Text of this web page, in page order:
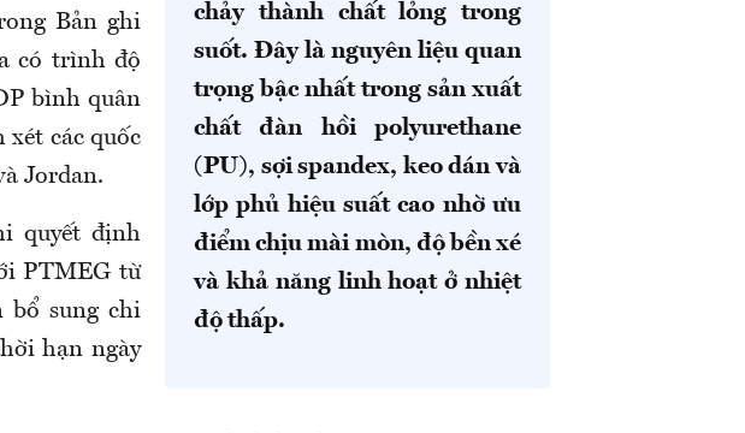
chảy thành chất lỏng trong
suốt. Đây là nguyên liệu quan
trọng bậc nhất trong sản xuất
chất đàn hồi polyurethane
(PU), sợi spandex, keo dán và
lớp phủ hiệu suất cao nhờ ưu
điểm chịu mài mòn, độ bền xé
và khả năng linh hoạt ở nhiệt
độ thấp.
Bản ghi
có trình độ
bình quân
xét các quốc
Jordan.
quyết định
PTMEG từ
bổ sung chi
hạn ngày